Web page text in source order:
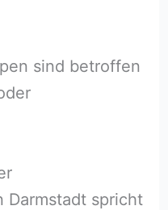
sind betroffen
Darmstadt spricht